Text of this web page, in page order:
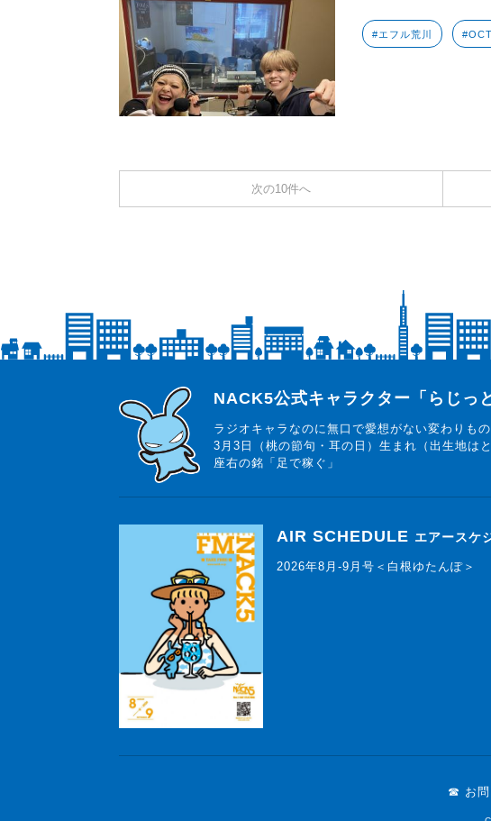
#エフル荒川
次の10件へ
らじっと君
NACK5公式キャラクター「らじっ
ラジオキャラなのに無口で愛想がない変わりも
3月3日（桃の節句・耳の日）生まれ（出生地はと
座右の銘「足で稼ぐ」
AIR SCHEDULE エアースケ
2026年8月-9月号＜白根ゆたんぽ＞
☎ お問